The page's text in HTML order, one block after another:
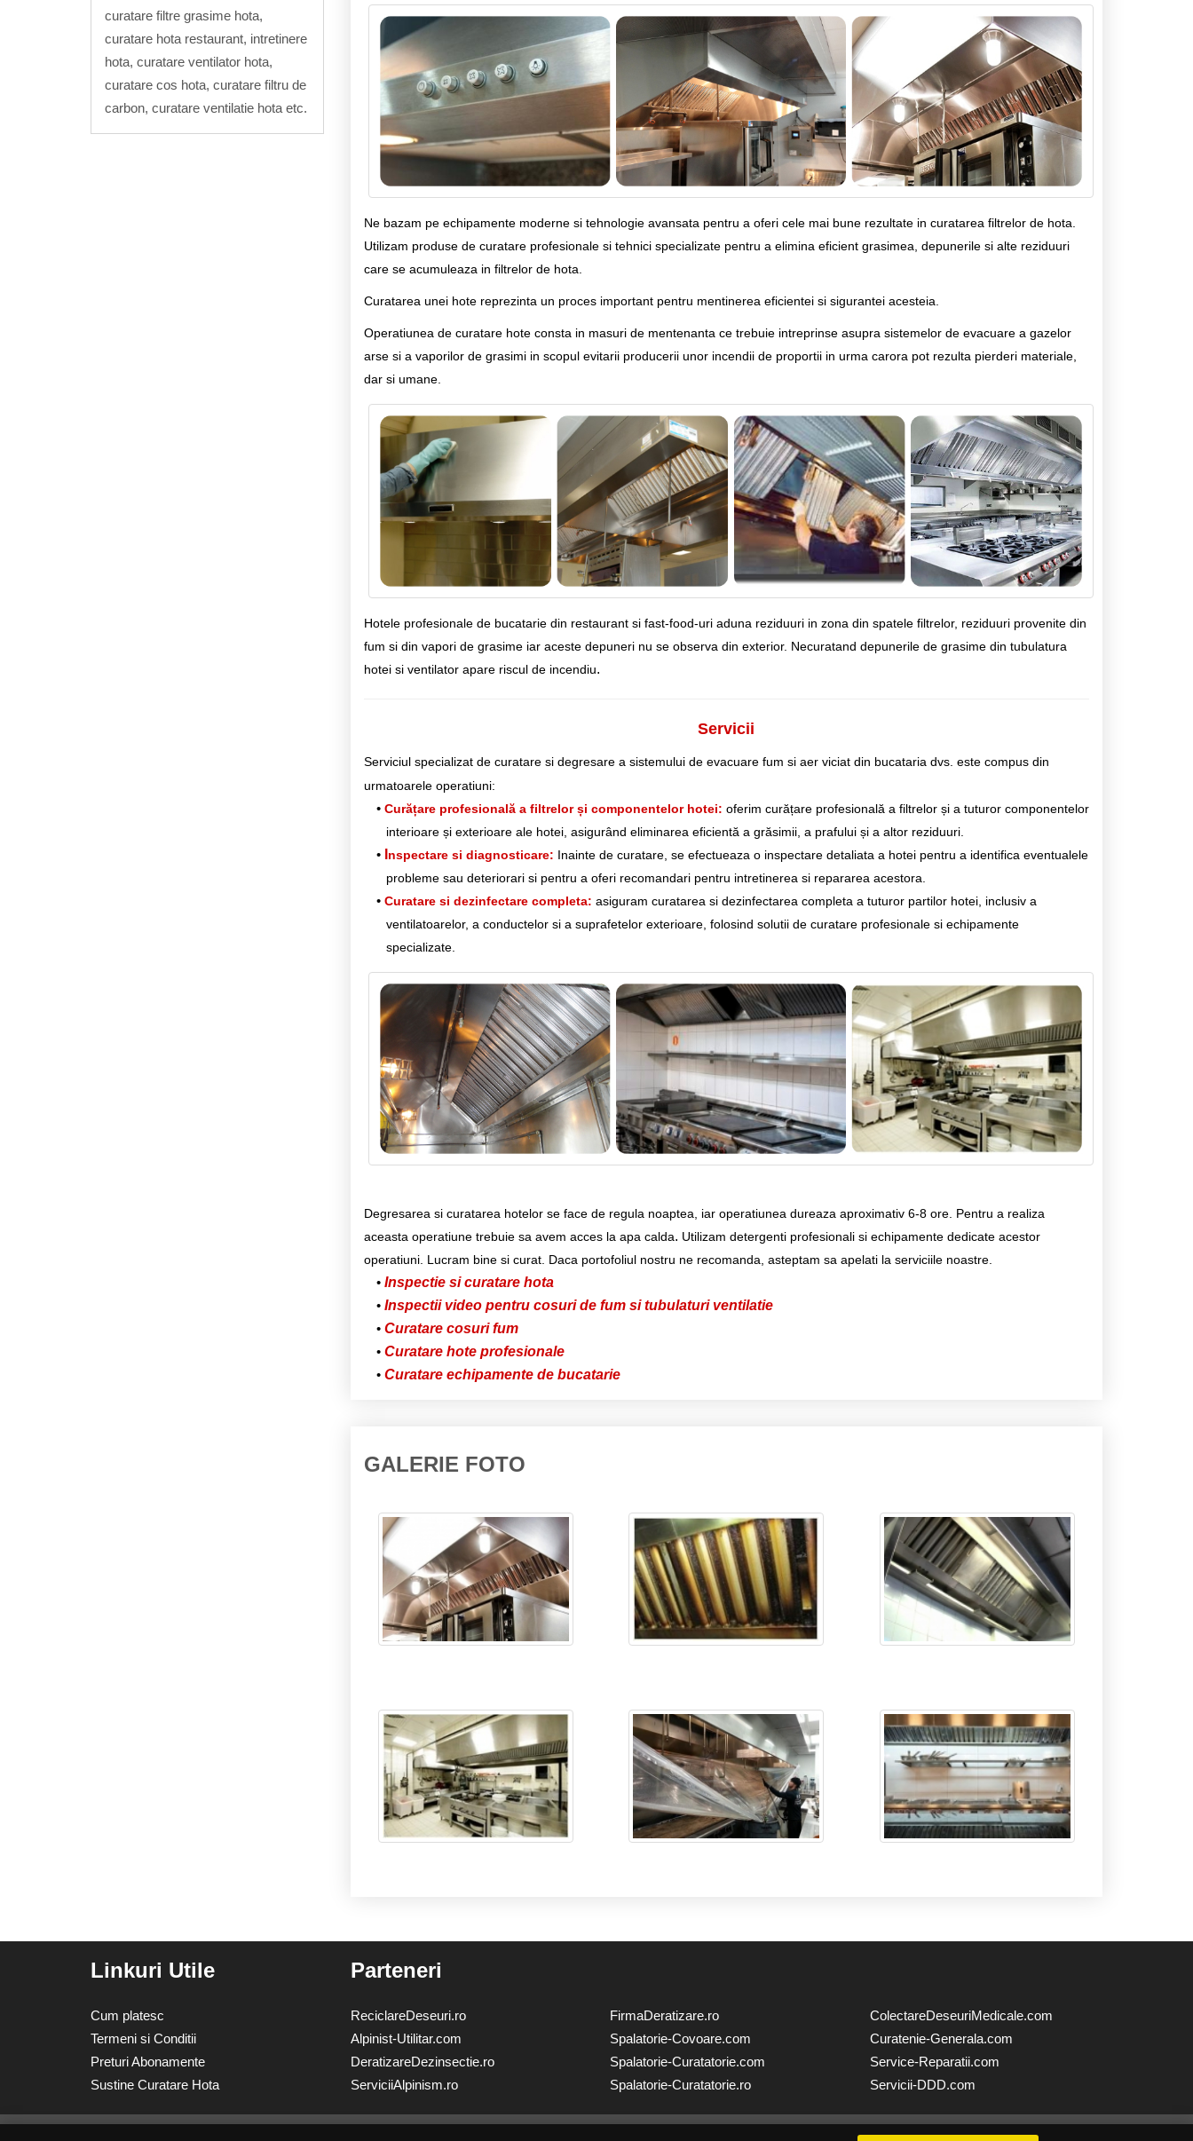
curatare filtre grasime hota,
curatare hota restaurant, intretinere
hota, curatare ventilator hota,
curatare cos hota, curatare filtru de
carbon, curatare ventilatie hota etc.
Ne bazam pe echipamente moderne si tehnologie avansata pentru a oferi cele mai bune rezultate in curatarea filtrelor de hota.
Utilizam produse de curatare profesionale si tehnici specializate pentru a elimina eficient grasimea, depunerile si alte reziduuri
care se acumuleaza in filtrelor de hota.
Curatarea unei hote reprezinta un proces important pentru mentinerea eficientei si sigurantei acesteia.
Operatiunea de curatare hote consta in masuri de mentenanta ce trebuie intreprinse asupra sistemelor de evacuare a gazelor
arse si a vaporilor de grasimi in scopul evitarii producerii unor incendii de proportii in urma carora pot rezulta pierderi materiale,
dar si umane.
Hotele profesionale de bucatarie din restaurant si fast-food-uri aduna reziduuri in zona din spatele filtrelor, reziduuri provenite din
fum si din vapori de grasime iar aceste depuneri nu se observa din exterior. Necuratand depunerile de grasime din tubulatura
hotei si ventilator apare riscul de incendiu.
Servicii
Serviciul specializat de curatare si degresare a sistemului de evacuare fum si aer viciat din bucataria dvs. este compus din
urmatoarele operatiuni:
Curățare profesională a filtrelor și componentelor hotei: oferim curățare profesională a filtrelor și a tuturor componentelor
interioare și exterioare ale hotei, asigurând eliminarea eficientă a grăsimii, a prafului și a altor reziduuri.
nspectare si diagnosticare: Inainte de curatare, se efectueaza o inspectare detaliata a hotei pentru a identifica eventualele
probleme sau deteriorari si pentru a oferi recomandari pentru intretinerea si repararea acestora.
Curatare si dezinfectare completa: asiguram curatarea si dezinfectarea completa a tuturor partilor hotei, inclusiv a
ventilatoarelor, a conductelor si a suprafetelor exterioare, folosind solutii de curatare profesionale si echipamente
specializate.
Degresarea si curatarea hotelor se face de regula noaptea, iar operatiunea dureaza aproximativ 6-8 ore. Pentru a realiza
aceasta operatiune trebuie sa avem acces la apa calda. Utilizam detergenti profesionali si echipamente dedicate acestor
operatiuni. Lucram bine si curat. Daca portofoliul nostru ne recomanda, asteptam sa apelati la serviciile noastre.
Inspectie si curatare hota
Inspectii video pentru cosuri de fum si tubulaturi ventilatie
Curatare cosuri fum
Curatare hote profesionale
Curatare echipamente de bucatarie
GALERIE FOTO
Linkuri Utile
Cum platesc
Termeni si Conditii
Preturi Abonamente
Sustine Curatare Hota
Parteneri
ReciclareDeseuri.ro
Alpinist-Utilitar.com
DeratizareDezinsectie.ro
ServiciiAlpinism.ro
FirmaDeratizare.ro
Spalatorie-Covoare.com
Spalatorie-Curatatorie.com
Spalatorie-Curatatorie.ro
ColectareDeseuriMedicale.com
Curatenie-Generala.com
Service-Reparatii.com
Servicii-DDD.com